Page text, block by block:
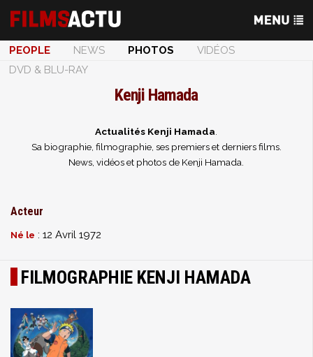
PEOPLE NEWS PHOTOS
VIDÉOS
DVD & BLU-RAY
Kenji Hamada
Actualités Kenji Hamada
Sa biographie, filmographie, ses premiers et derniers films.
News, vidéos et photos de Kenji Hamada.
Acteur
Né le : 12 Avril 1972
FILMOGRAPHIE KENJI HAMADA